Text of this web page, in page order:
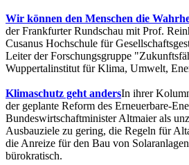
Wir können den Menschen die
der Frankfurter Rundschau mit Prof.
Cusanus Hochschule für
Leiter der Forschungsgruppe
Wuppertalinstitut für Klima, Umwelt,
Klimaschutz geht andersIn ihrer
der geplante Reform des Erneuerbare-
Bundeswirtschaftminister Altmaier als
Ausbauziele zu gering, die Regeln für
die Anreize für den Bau von
bürokratisch.